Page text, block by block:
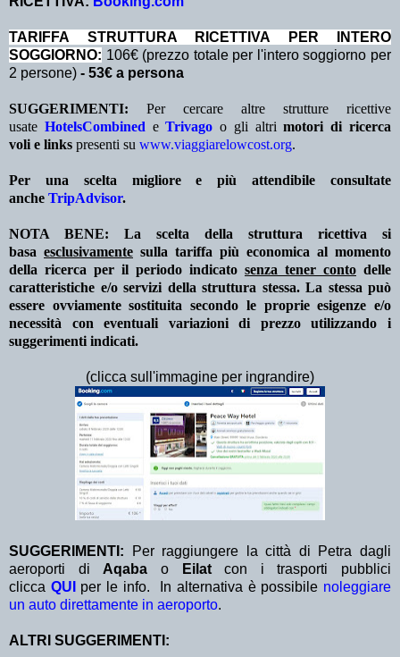
TA RIFFA STRUTTURA RICETTIVA PER INTERO
SOGGIORNO: 106€ (prezzo totale per l'intero soggiorno per
2 persone) - 53€ a persona
SUGGERIMENTI: Per cercare altre strutture ricettive
usate HotelsCombined eTrivago o gli altrimotori di ricerca
voli e links presenti su www.viaggiarelowcost.org.
Per una scelta migliore e più attendibile consultate
anche TripAdvisor.
NOTA BENE: La scelta della struttura ricettiva si
basa esclusivamente sulla tariffa più economica al momento
della ricerca per il periodo indicato senza tener conto delle
caratteristiche e/o servizi della struttura stessa. La stessa può
essere ovviamente sostituita secondo le proprie esigenze e/o
necessità con eventuali variazioni di prezzo utilizzando i
suggerimenti indicati.
(clicca sull'immagine per ingrandire)
SUGGERIMENTI:
Per raggiungere la città di Petra dagli
aeroporti di Aqaba o Eilatcon i trasporti pubblici
clicca QUI per le info. In alternativa è possibile noleggiare
un auto direttamente in aeroporto.
ALTRI SUGGERIMENTI: